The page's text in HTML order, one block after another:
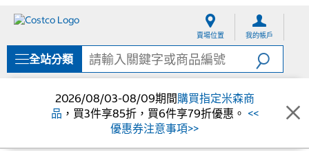
單
賣場位置 我的帳戶
全站分類
2026/08/03-08/09期間購買指定米森商
品 ，買3件享85折，買6件享79折優惠。 <<
優惠券注意事項>>